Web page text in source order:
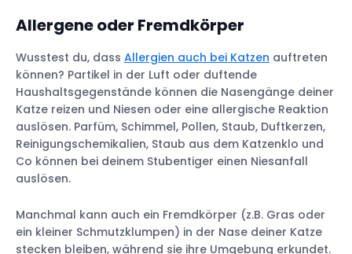
Allergene oder Fremdkörper
Wusstest du, dass Allergien auch bei Katzen auftreten
können? Partikel in der Luft oder duftende
Haushaltsgegenstände können die Nasengänge deiner
Katze reizen und Niesen oder eine allergische Reaktion
auslösen. Parfüm, Schimmel, Pollen, Staub, Duftkerzen,
Reinigungschemikalien, Staub aus dem Katzenklo und
Co können bei deinem Stubentiger einen Niesanfall
auslösen.
Manchmal kann auch ein Fremdkörper (z.B. Gras oder
ein kleiner Schmutzklumpen) in der Nase deiner Katze
stecken bleiben, während sie ihre Umgebung erkundet.